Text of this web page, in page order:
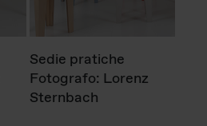
Sedie pratiche
Fotografo: Lorenz
Sternbach